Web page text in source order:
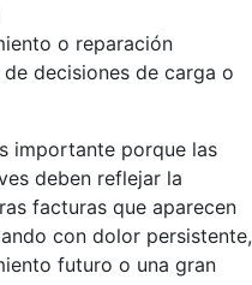
o reparación
decisiones de carga o
importante porque las
deben reflejar la
facturas que aparecen
con dolor persistente,
futuro o una gran